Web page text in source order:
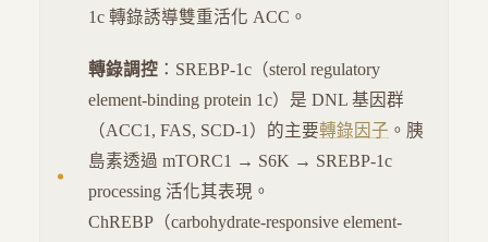
1c 轉錄誘導雙重活化 ACC。
轉錄調控 ：SREBP-1c（sterol regulatory
element-binding protein 1c）是 DNL 基因群
（ACC1, FAS, SCD-1）的主要轉錄因子 。胰
島素透過 mTORC1 → S6K → SREBP-1c
processing 活化其表現。
ChREBP（carbohydrate-responsive element-